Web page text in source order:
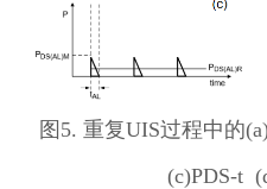
图5. 重复UIS过程中的
(c)PDS-t